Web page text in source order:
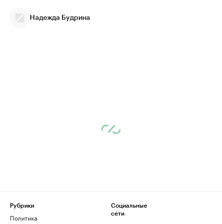
Надежда Будрина
Рубрики
Политика
Социальные
сети